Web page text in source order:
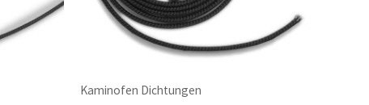
Kaminofen Dichtungen